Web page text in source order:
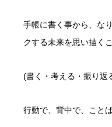
手帳に書く事から、な
クする未来を思い描く
(書く・考える・振り返
行動で、背中で、こと